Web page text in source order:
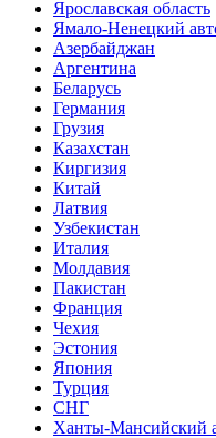
Ярославская область
Ямало-Ненецкий
Азербайджан
Аргентина
Беларусь
Германия
Грузия
Казахстан
Киргизия
Китай
Латвия
Узбекистан
Италия
Молдавия
Пакистан
Франция
Чехия
Эстония
Япония
Турция
СНГ
Ханты-Мансийский